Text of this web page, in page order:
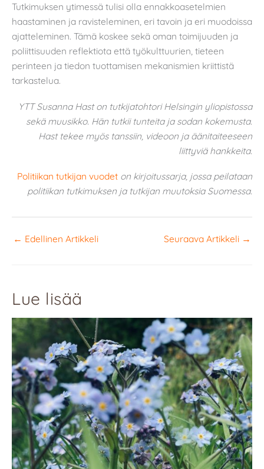
Tutkimuksen ytimessä tulisi olla ennakkoasetelmien
haastaminen ja ravisteleminen, eri tavoin ja eri muodoissa
ajatteleminen. Tämä koskee sekä oman toimijuuden ja
poliittisuuden reflektiota että työkulttuurien, tieteen
perinteen ja tiedon tuottamisen mekanismien kriittistä
tarkastelua.
YTT Susanna Hast on tutkijatohtori Helsingin yliopistossa
sekä muusikko. Hän tutkii tunteita ja sodan kokemusta.
Hast tekee myös tanssiin, videoon ja äänitaiteeseen
liittyviä hankkeita.
Politiikan tutkijan vuodet on kirjoitussarja, jossa peilataan
politiikan tutkimuksen ja tutkijan muutoksia Suomessa.
← Edellinen Artikkeli Seuraava Artikkeli →
Lue lisää